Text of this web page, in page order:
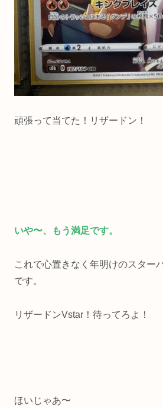
頑張って当てた！リザードン！
いや〜、もう満足です。
これで心置きなく年明けのスター
です。
リザードンVstar！待ってろよ！
ほいじゃあ〜